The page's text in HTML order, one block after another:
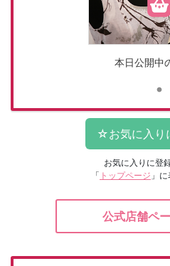
本日公開中
お気に入りに登
「 トップページ 」
公式店舗ペ